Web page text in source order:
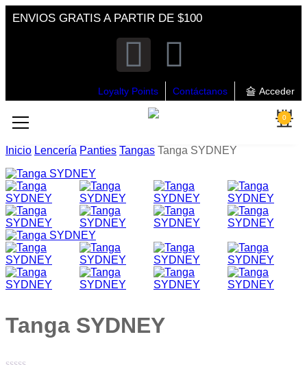
ENVIOS GRATIS A PARTIR DE $100
Loyalty Points Contáctanos Acceder
0
Inicio Lencería Panties Tangas Tanga SYDNEY
Tanga SYDNEY